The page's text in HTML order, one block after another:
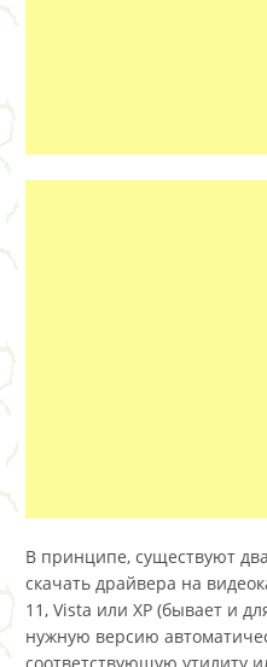
В принципе, существуют
скачать драйвера на
11, Vista или XP (бывает и
нужную версию